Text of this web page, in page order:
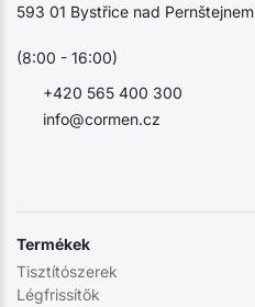
info@cormen.cz
+420 565 400 300
593 01 Bystřice nad Pernštejnem
(8:00 - 16:00)
Termékek
Tisztítószerek
Légfrissítők